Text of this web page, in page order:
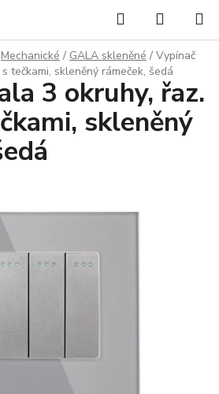
Hledat
KOŠÍK
Mechanické / GALA skleněné / Vypínač
tečkami, skleněný rámeček, šedá
3 okruhy, řaz.
skleněný